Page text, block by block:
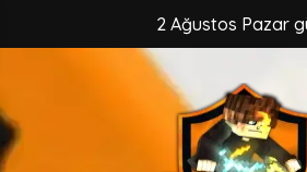
2 Ağustos Pazar günü